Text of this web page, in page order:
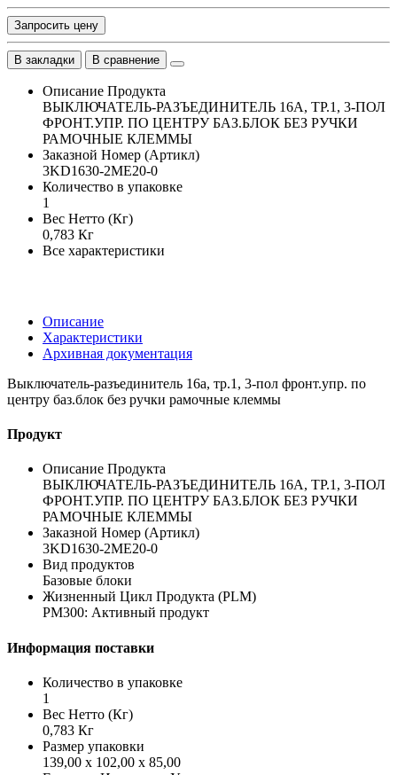
Запросить цену
В закладки В сравнение
Описание Продукта
ВЫКЛЮЧАТЕЛЬ-РАЗЪЕДИНИТЕЛЬ 16A, ТР.1, 3-ПОЛ
ФРОНТ.УПР. ПО ЦЕНТРУ БАЗ.БЛОК БЕЗ РУЧКИ
РАМОЧНЫЕ КЛЕММЫ
Заказной Номер (Артикл)
3KD1630-2ME20-0
Количество в упаковке
1
Вес Нетто (Кг)
0,783 Кг
Все характеристики
Описание
Характеристики
Архивная документация
Выключатель-разъединитель 16a, тр.1, 3-пол фронт.упр. по
центру баз.блок без ручки рамочные клеммы
Продукт
Описание Продукта
ВЫКЛЮЧАТЕЛЬ-РАЗЪЕДИНИТЕЛЬ 16A, ТР.1, 3-ПОЛ
ФРОНТ.УПР. ПО ЦЕНТРУ БАЗ.БЛОК БЕЗ РУЧКИ
РАМОЧНЫЕ КЛЕММЫ
Заказной Номер (Артикл)
3KD1630-2ME20-0
Вид продуктов
Базовые блоки
Жизненный Цикл Продукта (PLM)
PM300: Активный продукт
Информация поставки
Количество в упаковке
1
Вес Нетто (Кг)
0,783 Кг
Размер упаковки
139,00 x 102,00 x 85,00